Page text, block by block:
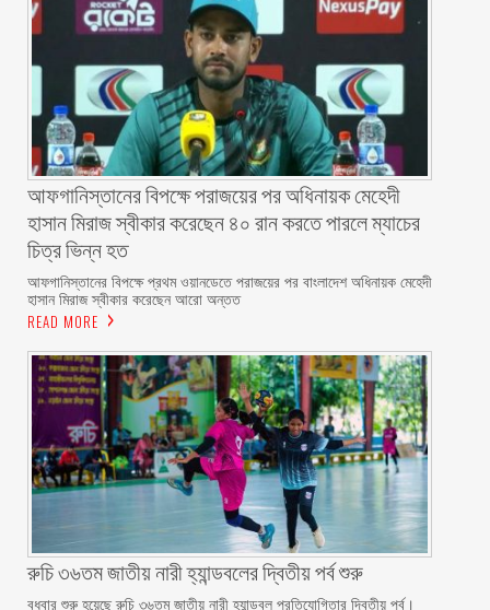
আফগানিস্তানের বিপক্ষে পরাজয়ের পর অধিনায়ক মেহেদী
হাসান মিরাজ স্বীকার করেছেন ৪০ রান করতে পারলে ম্যাচের
চিত্র ভিন্ন হত
আফগানিস্তানের বিপক্ষে প্রথম ওয়ানডেতে পরাজয়ের পর বাংলাদেশ অধিনায়ক মেহেদী
হাসান মিরাজ স্বীকার করেছেন আরো অন্তত
READ MORE
রুচি ৩৬তম জাতীয় নারী হ্যান্ডবলের দ্বিতীয় পর্ব শুরু
বুধবার শুরু হয়েছে রুচি ৩৬তম জাতীয় নারী হ্যান্ডবল প্রতিযোগিতার দ্বিতীয় পর্ব।